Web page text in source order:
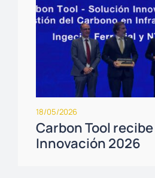
18/05/2026
Carbon Tool
Innovación 2026